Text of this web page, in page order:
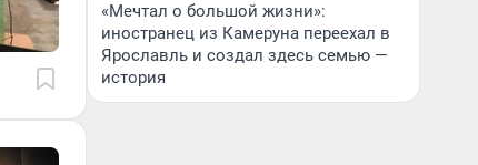
«Мечтал о большой жизни»:
иностранец из Камеруна переехал в
Ярославль и создал здесь семью —
история